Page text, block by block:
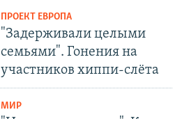
ПРОЕКТ ЕВРОПА
"Задерживали целыми
семьями". Гонения на
участников хиппи-слёта
МИР